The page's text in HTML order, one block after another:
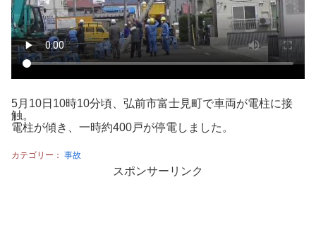
5月10日10時10分頃、弘前市富士見町で車両が電柱に接
触。
電柱が傾き、一時約400戸が停電しました。
カテゴリー： 事故
スポンサーリンク